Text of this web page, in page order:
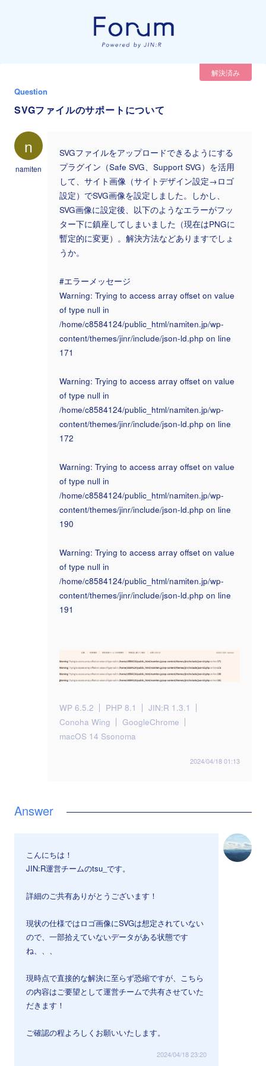
解決済み
Question
SVGファイルのサポートについて
n
namiten
SVGファイルをアップロードできるようにする
プラグイン（Safe SVG、Support SVG）を活用
して、サイト画像（サイトデザイン設定→ロゴ
設定）でSVG画像を設定しました。しかし、
SVG画像に設定後、以下のようなエラーがフッ
ター下に鎮座してしまいました（現在はPNGに
暫定的に変更）。解決方法などありますでしょ
うか。
#エラーメッセージ
Warning: Trying to access array offset on value
of type null in
/home/c8584124/public_html/namiten.jp/wp-
content/themes/jinr/include/json-ld.php on line
171
Warning: Trying to access array offset on value
of type null in
/home/c8584124/public_html/namiten.jp/wp-
content/themes/jinr/include/json-ld.php on line
172
Warning: Trying to access array offset on value
of type null in
/home/c8584124/public_html/namiten.jp/wp-
content/themes/jinr/include/json-ld.php on line
190
Warning: Trying to access array offset on value
of type null in
/home/c8584124/public_html/namiten.jp/wp-
content/themes/jinr/include/json-ld.php on line
191
WP 6.5.2 PHP 8.1
JIN:R 1.3.1
Conoha Wing
GoogleChrome
macOS 14 Ssonoma
2024/04/18 01:13
こんにちは！
JIN:R運営チームのtsu_です。
詳細のご共有ありがとうございます！
現状の仕様ではロゴ画像にSVGは想定されていない
ので、一部拾えていないデータがある状態です
ね、、、
現時点で直接的な解決に至らず恐縮ですが、こちら
の内容はご要望として運営チームで共有させていた
だきます！
ご確認の程よろしくお願いいたします。
2024/04/18 23:20